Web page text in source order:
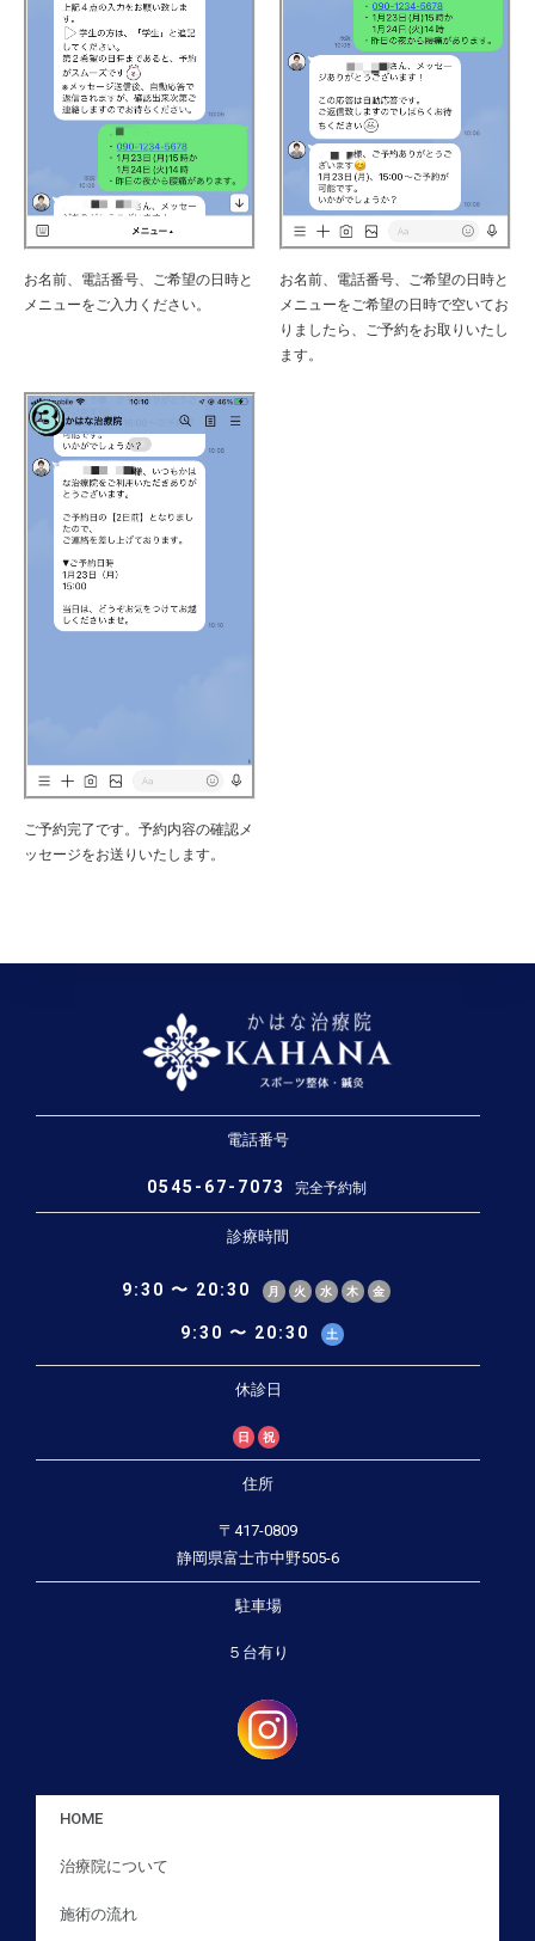
お名前、電話番号、ご希望の日時と
メニューをご入力ください。
お名前、電話番号、ご希望の日時と
メニューをご希望の日時で空いてお
りましたら、ご予約をお取りいたし
ます。
ご予約完了です。予約内容の確認メ
ッセージをお送りいたします。
電話番号
0545-67-7073 完全予約制
診療時間
9:30 〜 20:30 月 火 水 木 金
9:30 〜 20:30 土
休診日
日 祝
住所
〒417-0809
静岡県富士市中野505-6
駐車場
５台有り
HOME
治療院について
施術の流れ